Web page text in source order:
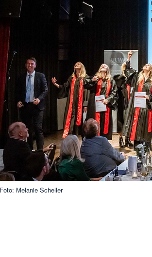
Foto: Melanie Scheller